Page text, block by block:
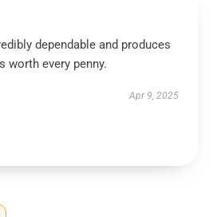
dependable and produces
worth every penny.
Apr 9, 2025